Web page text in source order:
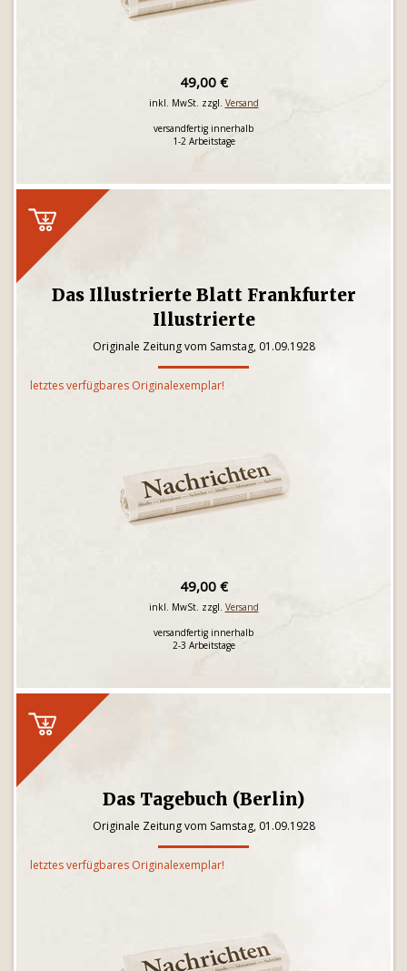
49,00 €
inkl. MwSt. zzgl. Versand
versandfertig innerhalb
1-2 Arbeitstage
Das Illustrierte Blatt Frankfurter
Illustrierte
Originale Zeitung vom Samstag, 01.09.1928
letztes verfügbares Originalexemplar!
49,00 €
inkl. MwSt. zzgl. Versand
versandfertig innerhalb
2-3 Arbeitstage
Das Tagebuch (Berlin)
Originale Zeitung vom Samstag, 01.09.1928
letztes verfügbares Originalexemplar!